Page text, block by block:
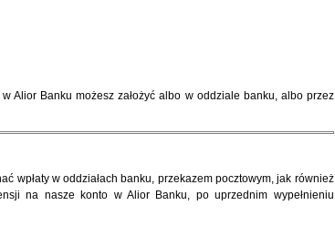
Alior Banku możesz założyć albo w oddziale banku, albo przez
wpłaty w oddziałach banku, przekazem pocztowym, jak również
na nasze konto w Alior Banku, po uprzednim wypełnieniu